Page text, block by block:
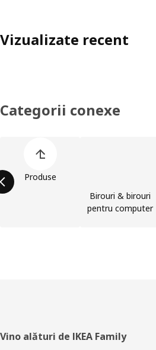
Vizualizate recent
Categorii conexe
Produse
Birouri & birouri
pentru computer
Subsol
Vino alături de IKEA Family